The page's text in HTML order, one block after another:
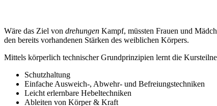
Wäre das Ziel von drehungen Kampf, müssten Frauen und
den bereits vorhandenen Stärken des weiblichen Körpers.
Mittels körperlich technischer Grundprinzipien lernt die
Schutzhaltung
Einfache Ausweich-, Abwehr- und Befreiungstechniken
Leicht erlernbare Hebeltechniken
Ableiten von Körper & Kraft